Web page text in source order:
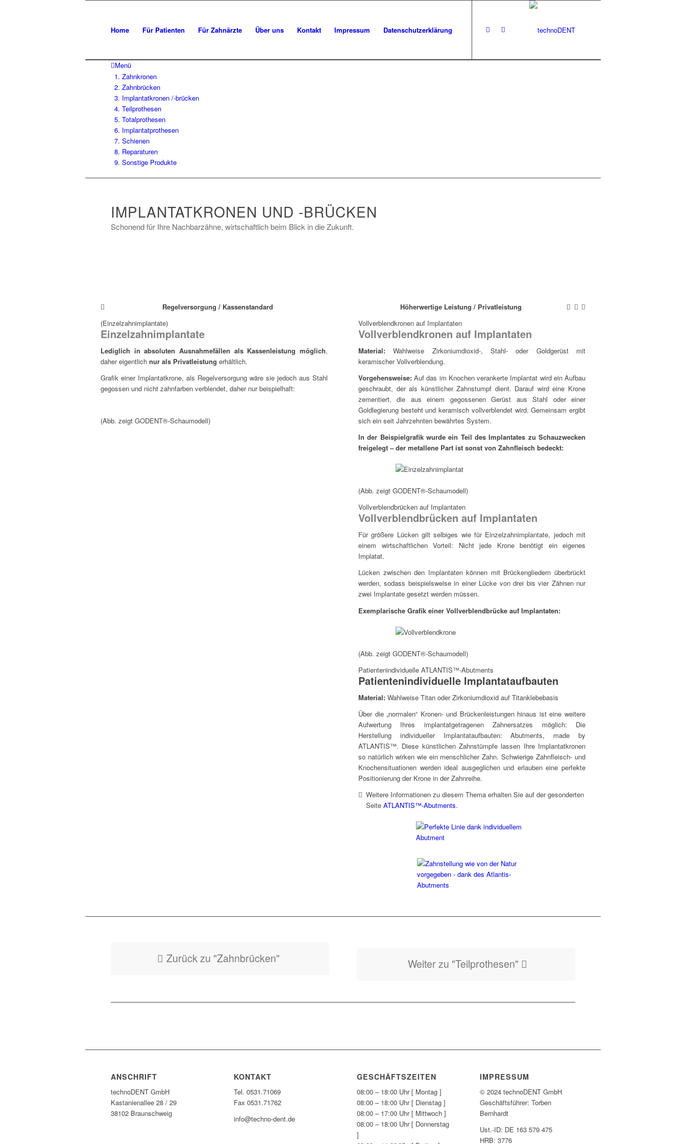
Home Für Patienten Für Zahnärzte Über uns Kontakt Impressum Datenschutzerklärung
Menü
1. Zahnkronen
2. Zahnbrücken
3. Implantatkronen /-brücken
4. Teilprothesen
5. Totalprothesen
6. Implantatprothesen
7. Schienen
8. Reparaturen
9. Sonstige Produkte
IMPLANTATKRONEN UND -BRÜCKEN
Schonend für Ihre Nachbarzähne, wirtschaftlich beim Blick in die Zukunft.
Regelversorgung / Kassenstandard
(Einzelzahnimplantate)
Einzelzahnimplantate
Lediglich in absoluten Ausnahmefällen als Kassenleistung möglich,
daher eigentlich nur als Privatleistung erhältlich.
Grafik einer Implantatkrone, als Regelversorgung wäre sie jedoch aus Stahl
gegossen und nicht zahnfarben verblendet, daher nur beispielhaft:
(Abb. zeigt GODENT®-Schaumodell)
Höherwertige Leistung / Privatleistung
Vollverblendkronen auf Implantaten
Vollverblendkronen auf Implantaten
Material: Wahlweise Zirkoniumdioxid-, Stahl- oder Goldgerüst mit
keramischer Vollverblendung.
Vorgehensweise: Auf das im Knochen verankerte Implantat wird ein Aufbau
geschraubt, der als künstlicher Zahnstumpf dient. Darauf wird eine Krone
zementiert, die aus einem gegossenen Gerüst aus Stahl oder einer
Goldlegierung besteht und keramisch vollverblendet wird. Gemeinsam ergibt
sich ein seit Jahrzehnten bewährtes System.
In der Beispielgrafik wurde ein Teil des Implantates zu Schauzwecken
freigelegt – der metallene Part ist sonst von Zahnfleisch bedeckt:
(Abb. zeigt GODENT®-Schaumodell)
Vollverblendbrücken auf Implantaten
Vollverblendbrücken auf Implantaten
Für größere Lücken gilt selbiges wie für Einzelzahnimplantate, jedoch mit
einem wirtschaftlichen Vorteil: Nicht jede Krone benötigt ein eigenes
Implatat.
Lücken zwischen den Implantaten können mit Brückengliedern überbrückt
werden, sodass beispielsweise in einer Lücke von drei bis vier Zähnen nur
zwei Implantate gesetzt werden müssen.
Exemplarische Grafik einer Vollverblendbrücke auf Implantaten:
(Abb. zeigt GODENT®-Schaumodell)
Patientenindividuelle ATLANTIS™-Abutments
Patientenindividuelle Implantataufbauten
Material: Wahlweise Titan oder Zirkoniumdioxid auf Titanklebebasis
Über die „normalen“ Kronen- und Brückenleistungen hinaus ist eine weitere
Aufwertung Ihres implantatgetragenen Zahnersatzes möglich: Die
Herstellung individueller Implantataufbauten: Abutments, made by
ATLANTIS™. Diese künstlichen Zahnstümpfe lassen Ihre Implantatkronen
so natürlich wirken wie ein menschlicher Zahn. Schwierige Zahnfleisch- und
Knochensituationen werden ideal ausgeglichen und erlauben eine perfekte
Positionierung der Krone in der Zahnreihe.
Weitere Informationen zu diesem Thema erhalten Sie auf der gesonderten
Seite ATLANTIS™-Abutments.
Zurück zu "Zahnbrücken" Weiter zu "Teilprothesen"
ANSCHRIFT
technoDENT GmbH
Kastanienallee 28 / 29
38102 Braunschweig
KONTAKT
Tel. 0531.71069
Fax 0531.71762
info@techno-dent.de
GESCHÄFTSZEITEN
08:00 – 18:00 Uhr [ Montag ]
08:00 – 18:00 Uhr [ Dienstag ]
08:00 – 17:00 Uhr [ Mittwoch ]
08:00 – 18:00 Uhr [ Donnerstag
]
IMPRESSUM
© 2024 technoDENT GmbH
Geschäftsführer: Torben
Bernhardt
Ust.-ID: DE 163 579 475
HRB: 3776